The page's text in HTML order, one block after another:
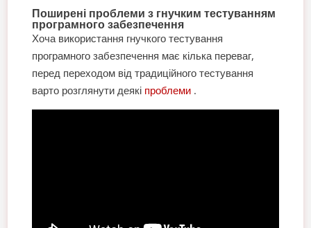
Поширені проблеми з гнучким тестуванням
програмного забезпечення
Хоча використання гнучкого тестування
програмного забезпечення має кілька переваг,
перед переходом від традиційного тестування
варто розглянути деякі проблеми .